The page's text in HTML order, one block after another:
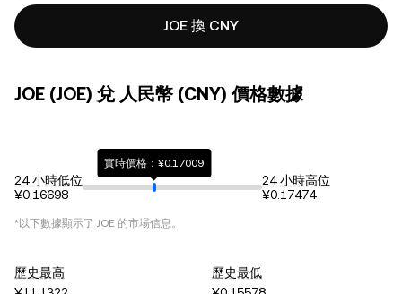
JOE 換 CNY
JOE (JOE) 兌 人民幣 (CNY) 價格數據
24 小時低位
¥0.16698
實時價格：¥0.17009
24 小時高位
¥0.17474
*以下數據顯示了 JOE 的市場信息。
歷史最高
歷史最低